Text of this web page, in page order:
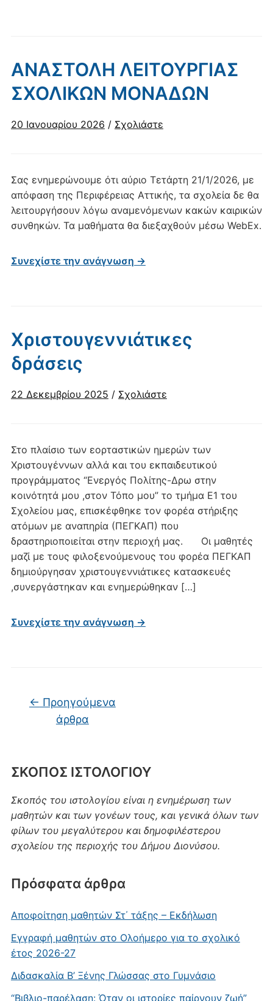
ΣΚΟΠΟΣ ΙΣΤΟΛΟΓΙΟΥ
Σκοπός του ιστολογίου είναι η ενημέρωση των
μαθητών και των γονέων τους, και γενικά όλων των
φίλων του μεγαλύτερου και δημοφιλέστερου
σχολείου της περιοχής του Δήμου Διονύσου.
Πρόσφατα άρθρα
Αποφοίτηση μαθητών Στ΄ τάξης – Εκδήλωση
Εγγραφή μαθητών στο Ολοήμερο για το σχολικό
έτος 2026-27
Διδασκαλία Β’ Ξένης Γλώσσας στο Γυμνάσιο
“Βιβλιο-παρέλαση: Όταν οι ιστορίες παίρνουν ζωή”
ΑΝΑΣΤΟΛΗ ΛΕΙΤΟΥΡΓΙΑΣ
ΣΧΟΛΙΚΩΝ ΜΟΝΑΔΩΝ
20 Ιανουαρίου 2026 / Σχολιάστε
Σας ενημερώνουμε ότι αύριο Τετάρτη 21/1/2026, με
απόφαση της Περιφέρειας Αττικής, τα σχολεία δε θα
λειτουργήσουν λόγω αναμενόμενων κακών καιρικών
συνθηκών. Τα μαθήματα θα διεξαχθούν μέσω WebEx.
Συνεχίστε την ανάγνωση →
Χριστουγεννιάτικες
δράσεις
22 Δεκεμβρίου 2025 / Σχολιάστε
Στo πλαίσιo των εορταστικών ημερών των
Χριστουγέννων αλλά και του εκπαιδευτικού
προγράμματος “Ενεργός Πολίτης-Δρω στην
κοινότητά μου ,στον Τόπο μου” το τμήμα Ε1 του
Σχολείου μας, επισκέφθηκε τον φορέα στήριξης
ατόμων με αναπηρία (ΠΕΓΚΑΠ) που
δραστηριοποιείται στην περιοχή μας. Οι μαθητές
μαζί με τους φιλοξενούμενους του φορέα ΠΕΓΚΑΠ
δημιούργησαν χριστουγεννιάτικες κατασκευές
,συνεργάστηκαν και ενημερώθηκαν […]
Συνεχίστε την ανάγνωση →
Πλοήγηση άρθρων
← Προηγούμενα
άρθρα